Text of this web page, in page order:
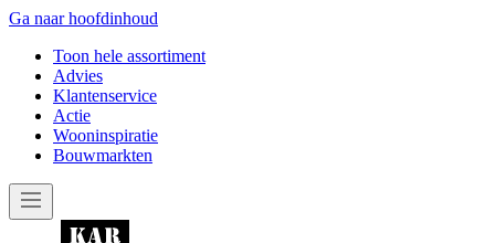
Ga naar hoofdinhoud
Toon hele assortiment
Advies
Klantenservice
Actie
Wooninspiratie
Bouwmarkten